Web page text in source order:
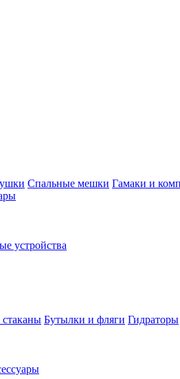
Спальные мешки Гамаки и
устройства
Бутылки и фляги Гидраторы